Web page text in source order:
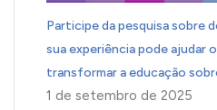
Participe da pesquisa sobre
sua experiência pode ajudar
transformar a educação
1 de setembro de 2025